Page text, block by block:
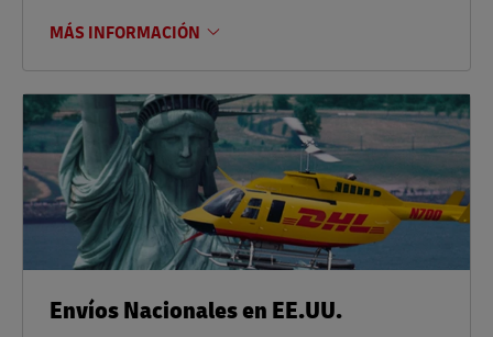
MÁS INFORMACIÓN
Envíos Nacionales en EE.UU.